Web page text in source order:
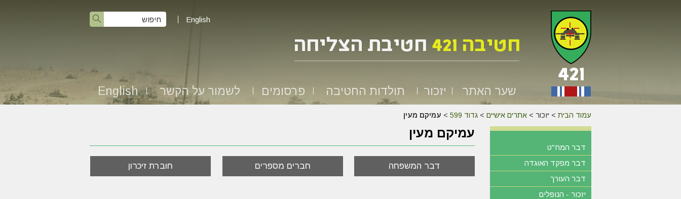
English
שער האתר יזכור תולדות החטיבה פרסומים לשמור על הקשר English
עמוד הבית > יזכור >אתרים אישיים >גדוד 599 > עמיקם מעין
עמיקם מעין
דבר המשפחה חברים מספרים חוברת זיכרון
דבר המח"ט
דבר מפקד האוגדה
דבר העורך
יזכור - הנופלים